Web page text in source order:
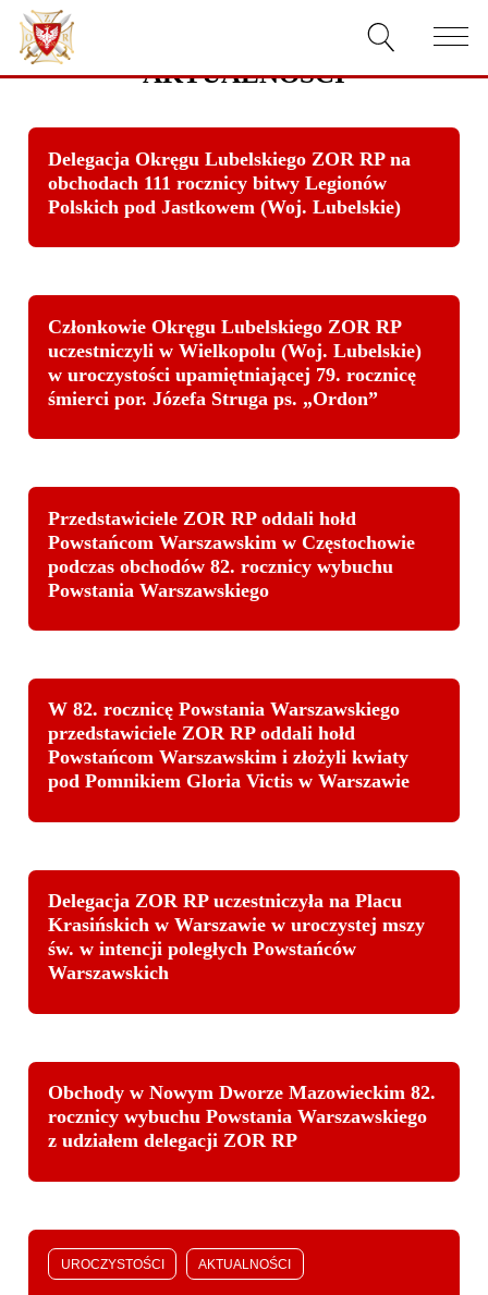
O ZWIĄZKU
DOKUMENTY
KONKURSY
AKTUALNOŚCI
Delegacja Okręgu Lubelskiego ZOR RP na
obchodach 111 rocznicy bitwy Legionów
Polskich pod Jastkowem (Woj. Lubelskie)
Członkowie Okręgu Lubelskiego ZOR RP
uczestniczyli w Wielkopolu (Woj. Lubelskie)
w uroczystości upamiętniającej 79. rocznicę
śmierci por. Józefa Struga ps. „Ordon”
Przedstawiciele ZOR RP oddali hołd
Powstańcom Warszawskim w Częstochowie
podczas obchodów 82. rocznicy wybuchu
Powstania Warszawskiego
W 82. rocznicę Powstania Warszawskiego
przedstawiciele ZOR RP oddali hołd
Powstańcom Warszawskim i złożyli kwiaty
pod Pomnikiem Gloria Victis w Warszawie
Delegacja ZOR RP uczestniczyła na Placu
Krasińskich w Warszawie w uroczystej mszy
św. w intencji poległych Powstańców
Warszawskich
Obchody w Nowym Dworze Mazowieckim 82.
rocznicy wybuchu Powstania Warszawskiego
z udziałem delegacji ZOR RP
UROCZYSTOŚCI AKTUALNOŚCI